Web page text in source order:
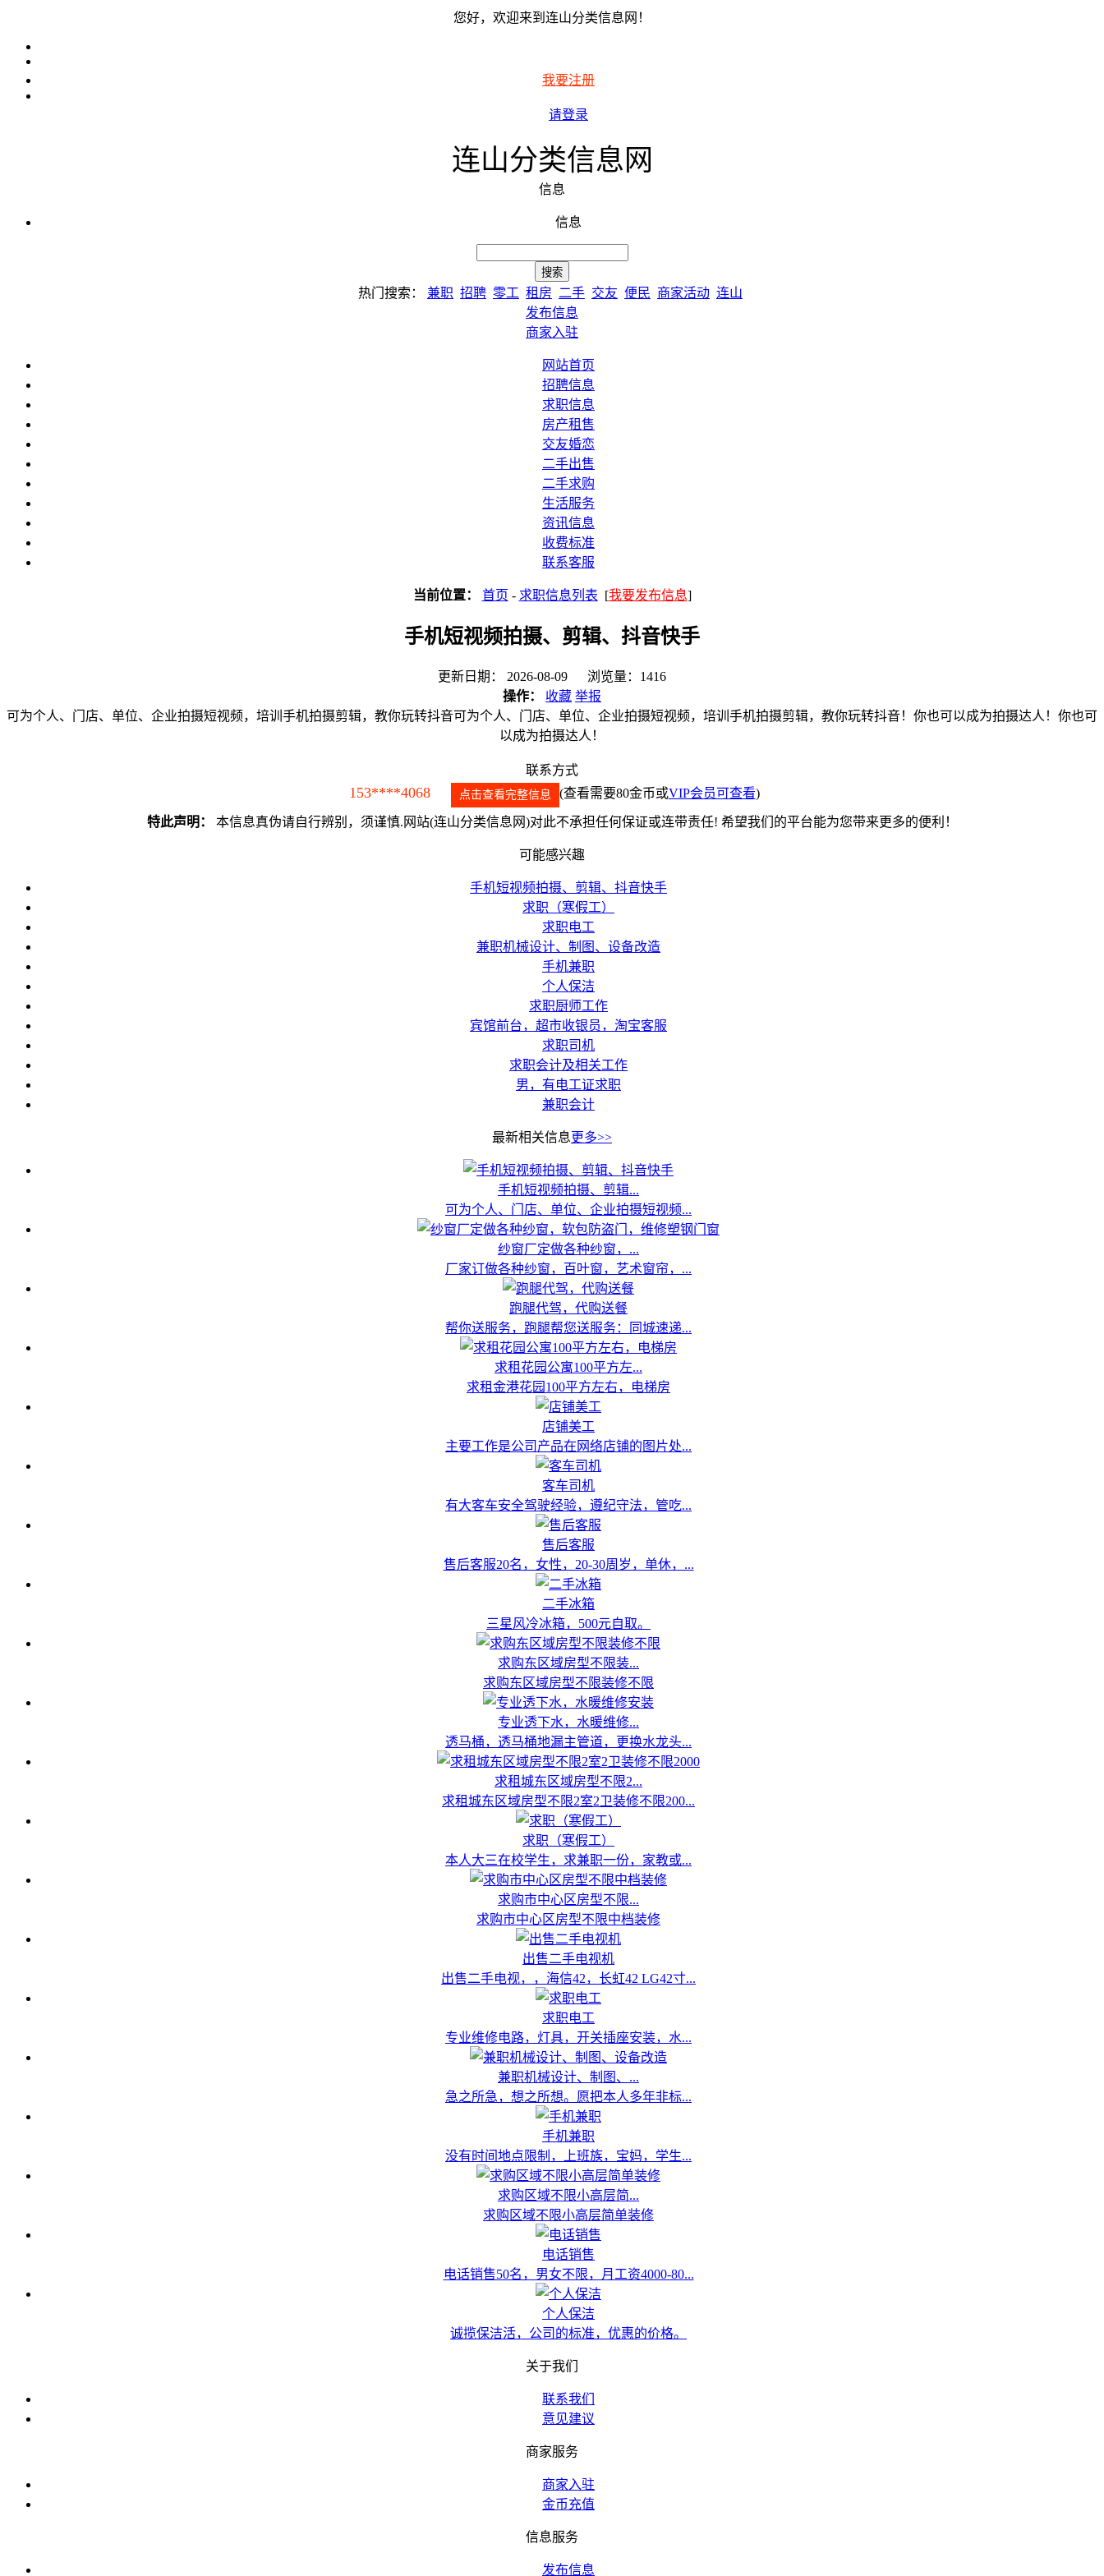
您好，欢迎来到连山分类信息网！
我要注册
请登录
连山分类信息网
信息
信息
热门搜索： 兼职 招聘 零工 租房 二手 交友 便民 商家活动 连山
发布信息
商家入驻
网站首页
招聘信息
求职信息
房产租售
交友婚恋
二手出售
二手求购
生活服务
资讯信息
收费标准
联系客服
当前位置： 首页 - 求职信息列表 [我要发布信息]
手机短视频拍摄、剪辑、抖音快手
更新日期： 2026-08-09 浏览量：1416
操作：
收藏 举报
可为个人、门店、单位、企业拍摄短视频，培训手机拍摄剪辑，教你玩转抖音可为个人、门店、单位、企业拍摄短视频，培训手机拍摄剪辑，教你玩转抖音！你也可以成为拍摄达人！你也可
以成为拍摄达人！
联系方式
153****4068 点击查看完整信息 (查看需要80金币或VIP会员可查看)
特此声明： 本信息真伪请自行辨别，须谨慎.网站(连山分类信息网)对此不承担任何保证或连带责任! 希望我们的平台能为您带来更多的便利！
可能感兴趣
手机短视频拍摄、剪辑、抖音快手
求职（寒假工）
求职电工
兼职机械设计、制图、设备改造
手机兼职
个人保洁
求职厨师工作
宾馆前台，超市收银员，淘宝客服
求职司机
求职会计及相关工作
男，有电工证求职
兼职会计
最新相关信息更多>>
手机短视频拍摄、剪辑...
可为个人、门店、单位、企业拍摄短视频...
纱窗厂定做各种纱窗，...
厂家订做各种纱窗，百叶窗，艺术窗帘，...
跑腿代驾，代购送餐
帮你送服务，跑腿帮您送服务：同城速递...
求租花园公寓100平方左...
求租金港花园100平方左右，电梯房
店铺美工
主要工作是公司产品在网络店铺的图片处...
客车司机
有大客车安全驾驶经验，遵纪守法，管吃...
售后客服
售后客服20名，女性，20-30周岁，单休，...
二手冰箱
三星风冷冰箱，500元自取。
求购东区域房型不限装...
求购东区域房型不限装修不限
专业透下水，水暖维修...
透马桶，透马桶地漏主管道，更换水龙头...
求租城东区域房型不限2...
求租城东区域房型不限2室2卫装修不限200...
求职（寒假工）
本人大三在校学生，求兼职一份，家教或...
求购市中心区房型不限...
求购市中心区房型不限中档装修
出售二手电视机
出售二手电视，，海信42，长虹42 LG42寸...
求职电工
专业维修电路，灯具，开关插座安装，水...
兼职机械设计、制图、...
急之所急，想之所想。愿把本人多年非标...
手机兼职
没有时间地点限制，上班族，宝妈，学生...
求购区域不限小高层简...
求购区域不限小高层简单装修
电话销售
电话销售50名，男女不限，月工资4000-80...
个人保洁
诚揽保洁活，公司的标准，优惠的价格。
关于我们
联系我们
意见建议
商家服务
商家入驻
金币充值
信息服务
发布信息